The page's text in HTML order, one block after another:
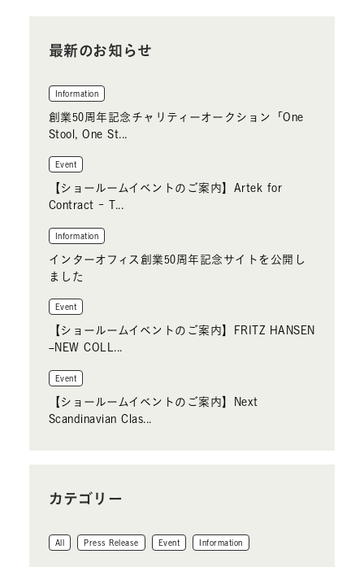
最新のお知らせ
Information
創業50周年記念チャリティーオークション「One
Stool, One St...
Event
【ショールームイベントのご案内】Artek for
Contract - T...
Information
インターオフィス創業50周年記念サイトを公開し
ました
Event
【ショールームイベントのご案内】FRITZ HANSEN
–NEW COLL...
Event
【ショールームイベントのご案内】Next
Scandinavian Clas...
カテゴリー
All Press Release Event Information